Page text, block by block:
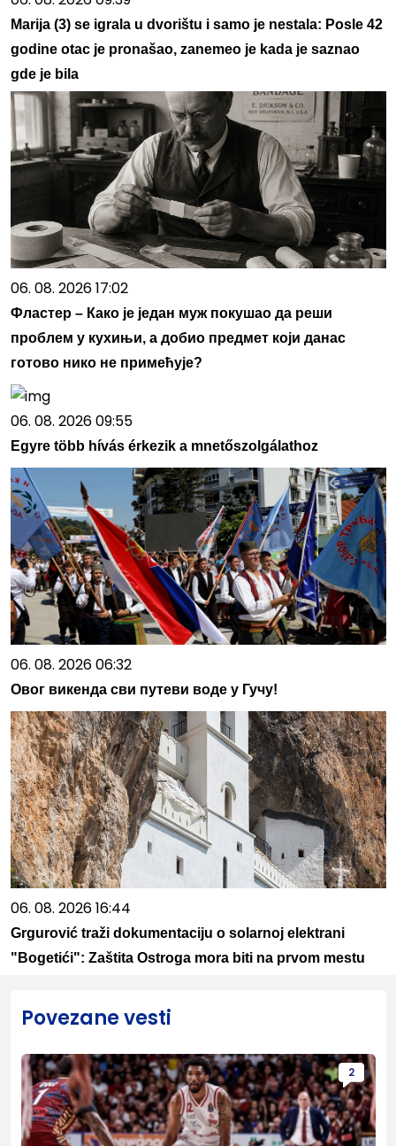
Marija (3) se igrala u dvorištu i samo je nestala: Posle 42
godine otac je pronašao, zanemeo je kada je saznao
gde je bila
06. 08. 2026 17:02
Фластер – Како је један муж покушао да реши
проблем у кухињи, а добио предмет који данас
готово нико не примећује?
06. 08. 2026 09:55
Egyre több hívás érkezik a mnetőszolgálathoz
06. 08. 2026 06:32
Овог викенда сви путеви воде у Гучу!
06. 08. 2026 16:44
Grgurović traži dokumentaciju o solarnoj elektrani
"Bogetići": Zaštita Ostroga mora biti na prvom mestu
Povezane vesti
2